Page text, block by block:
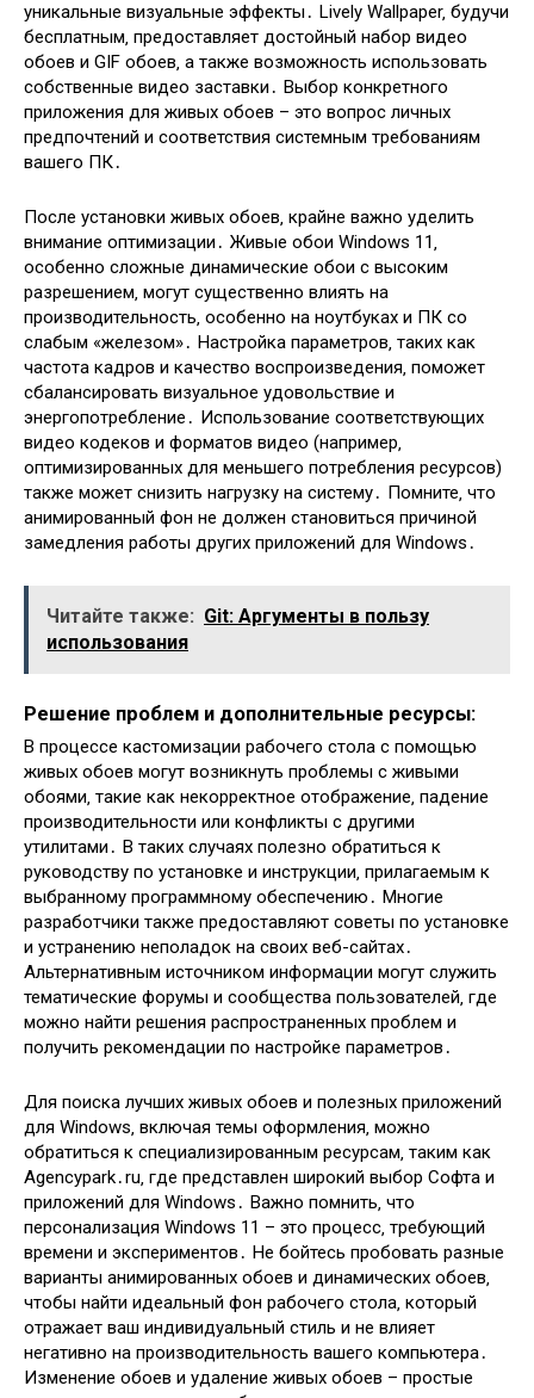
уникальные визуальные эффекты․ Lively Wallpaper‚ будучи
бесплатным‚ предоставляет достойный набор видео
обоев и GIF обоев‚ а также возможность использовать
собственные видео заставки․ Выбор конкретного
приложения для живых обоев – это вопрос личных
предпочтений и соответствия системным требованиям
вашего ПК․
После установки живых обоев‚ крайне важно уделить
внимание оптимизации․ Живые обои Windows 11‚
особенно сложные динамические обои с высоким
разрешением‚ могут существенно влиять на
производительность‚ особенно на ноутбуках и ПК со
слабым «железом»․ Настройка параметров‚ таких как
частота кадров и качество воспроизведения‚ поможет
сбалансировать визуальное удовольствие и
энергопотребление․ Использование соответствующих
видео кодеков и форматов видео (например‚
оптимизированных для меньшего потребления ресурсов)
также может снизить нагрузку на систему․ Помните‚ что
анимированный фон не должен становиться причиной
замедления работы других приложений для Windows․
Читайте также: Git: Аргументы в пользу
использования
Решение проблем и дополнительные ресурсы:
В процессе кастомизации рабочего стола с помощью
живых обоев могут возникнуть проблемы с живыми
обоями‚ такие как некорректное отображение‚ падение
производительности или конфликты с другими
утилитами․ В таких случаях полезно обратиться к
руководству по установке и инструкции‚ прилагаемым к
выбранному программному обеспечению․ Многие
разработчики также предоставляют советы по установке
и устранению неполадок на своих веб-сайтах․
Альтернативным источником информации могут служить
тематические форумы и сообщества пользователей‚ где
можно найти решения распространенных проблем и
получить рекомендации по настройке параметров․
Для поиска лучших живых обоев и полезных приложений
для Windows‚ включая темы оформления‚ можно
обратиться к специализированным ресурсам‚ таким как
Agencypark․ru‚ где представлен широкий выбор Софта и
приложений для Windows․ Важно помнить‚ что
персонализация Windows 11 – это процесс‚ требующий
времени и экспериментов․ Не бойтесь пробовать разные
варианты анимированных обоев и динамических обоев‚
чтобы найти идеальный фон рабочего стола‚ который
отражает ваш индивидуальный стиль и не влияет
негативно на производительность вашего компьютера․
Изменение обоев и удаление живых обоев – простые